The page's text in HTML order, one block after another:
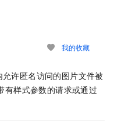
我的收藏
允许匿名访问的图片文件被
有样式参数的请求或通过